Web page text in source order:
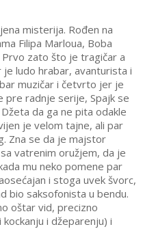
misterija. Rođen na
Filipa Marloua, Boba
zato što je tragičar a
ludo hrabar, avanturista i
muzičar i četvrto jer je
pre radnje serije, Spajk se
da ga ne pita odakle
je velom tajne, ali par
Zna se da je majstor
vatrenim oružjem, da je
mu neko pomene par
i stoga uvek švorc,
bio saksofonista u bendu.
oštar vid, precizno
i džeparenju) i